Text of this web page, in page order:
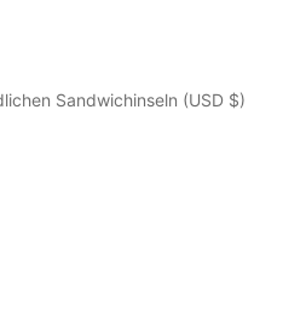
Sandwichinseln (USD $)